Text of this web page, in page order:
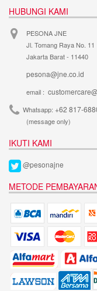
HUBUNGI KAMI
PESONA JNE
Jl. Tomang Raya No. 11
Jakarta Barat - 11440
pesona@jne.co.id
email :
Whatsapp: +62 817-
(message only)
IKUTI KAMI
@pesonajne
METODE